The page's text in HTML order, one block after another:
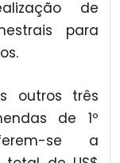
de
para
outros três
de 1º
se a